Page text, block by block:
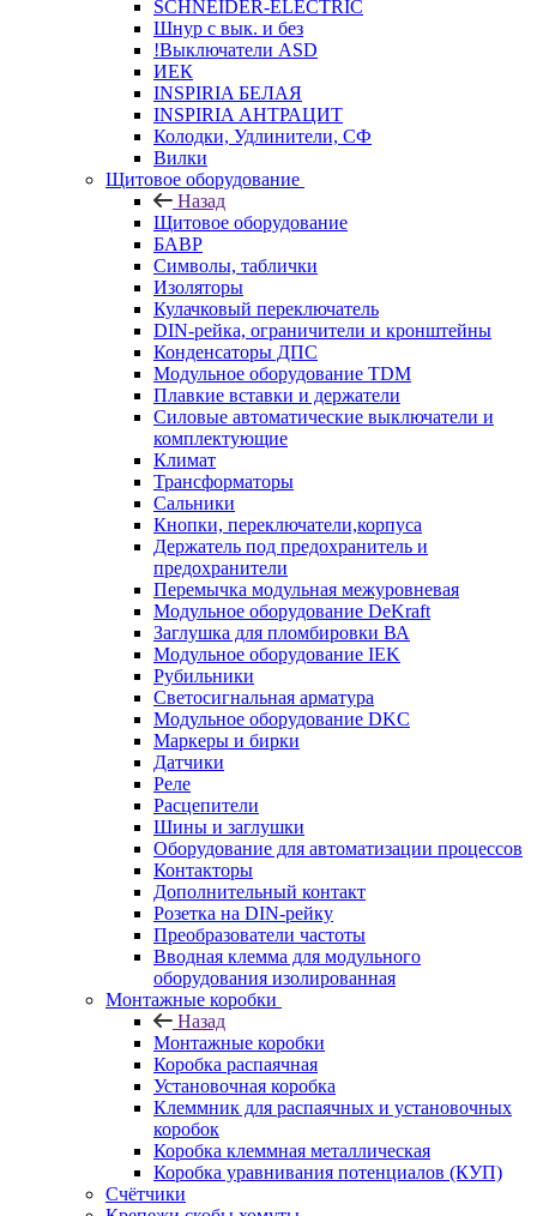
SCHNEIDER-ELECTRIC
Шнур с вык. и без
!Выключатели ASD
ИЕК
INSPIRIA БЕЛАЯ
INSPIRIA АНТРАЦИТ
Колодки, Удлинители, СФ
Вилки
Щитовое оборудование
Назад
Щитовое оборудование
БАВР
Символы, таблички
Изоляторы
Кулачковый переключатель
DIN-рейка, ограничители и кронштейны
Конденсаторы ДПС
Модульное оборудование TDM
Плавкие вставки и держатели
Силовые автоматические выключатели и
комплектующие
Климат
Трансформаторы
Сальники
Кнопки, переключатели,корпуса
Держатель под предохранитель и
предохранители
Перемычка модульная межуровневая
Модульное оборудование DeKraft
Заглушка для пломбировки ВА
Модульное оборудование IEK
Рубильники
Светосигнальная арматура
Модульное оборудование DKC
Маркеры и бирки
Датчики
Реле
Расцепители
Шины и заглушки
Оборудование для автоматизации процессов
Контакторы
Дополнительный контакт
Розетка на DIN-рейку
Преобразователи частоты
Вводная клемма для модульного
оборудования изолированная
Монтажные коробки
Назад
Монтажные коробки
Коробка распаячная
Установочная коробка
Клеммник для распаячных и установочных
коробок
Коробка клеммная металлическая
Коробка уравнивания потенциалов (КУП)
Счётчики